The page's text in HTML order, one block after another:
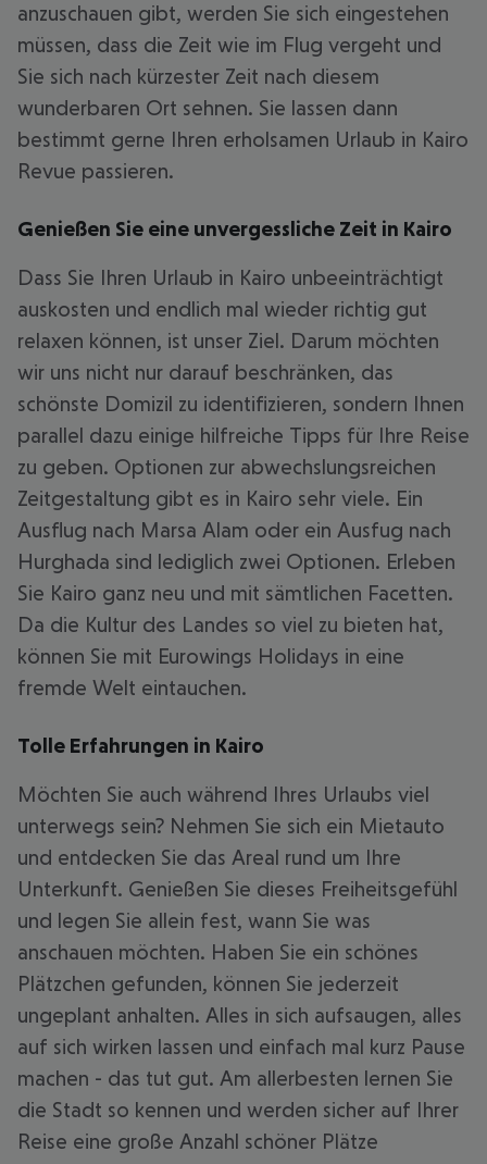
anzuschauen gibt, werden Sie sich eingestehen
müssen, dass die Zeit wie im Flug vergeht und
Sie sich nach kürzester Zeit nach diesem
wunderbaren Ort sehnen. Sie lassen dann
bestimmt gerne Ihren erholsamen Urlaub in Kairo
Revue passieren.
Genießen Sie eine unvergessliche Zeit in Kairo
Dass Sie Ihren Urlaub in Kairo unbeeinträchtigt
auskosten und endlich mal wieder richtig gut
relaxen können, ist unser Ziel. Darum möchten
wir uns nicht nur darauf beschränken, das
schönste Domizil zu identifizieren, sondern Ihnen
parallel dazu einige hilfreiche Tipps für Ihre Reise
zu geben. Optionen zur abwechslungsreichen
Zeitgestaltung gibt es in Kairo sehr viele. Ein
Ausflug nach Marsa Alam oder ein Ausfug nach
Hurghada sind lediglich zwei Optionen. Erleben
Sie Kairo ganz neu und mit sämtlichen Facetten.
Da die Kultur des Landes so viel zu bieten hat,
können Sie mit Eurowings Holidays in eine
fremde Welt eintauchen.
Tolle Erfahrungen in Kairo
Möchten Sie auch während Ihres Urlaubs viel
unterwegs sein? Nehmen Sie sich ein Mietauto
und entdecken Sie das Areal rund um Ihre
Unterkunft. Genießen Sie dieses Freiheitsgefühl
und legen Sie allein fest, wann Sie was
anschauen möchten. Haben Sie ein schönes
Plätzchen gefunden, können Sie jederzeit
ungeplant anhalten. Alles in sich aufsaugen, alles
auf sich wirken lassen und einfach mal kurz Pause
machen - das tut gut. Am allerbesten lernen Sie
die Stadt so kennen und werden sicher auf Ihrer
Reise eine große Anzahl schöner Plätze